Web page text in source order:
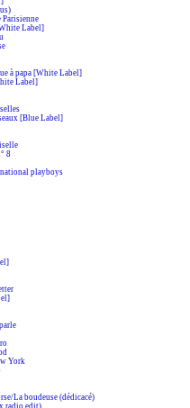
Label]
à papa [White Label]
Label]
[Blue Label]
8
playboys
York
La boudeuse (dédicacé)
radio edit)